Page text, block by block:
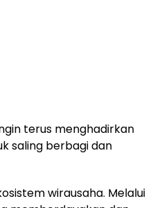
terus menghadirkan
saling berbagi dan
wirausaha. Melalui